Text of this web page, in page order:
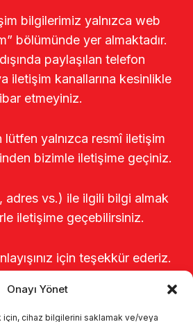
Onayı Yönet
için, cihaz bilgilerini saklamak ve/veya
bilgilerimiz yalnızca web
bölümünde yer almaktadır.
paylaşılan telefon
iletişim kanallarına kesinlikle
etmeyiniz.
lütfen yalnızca resmî iletişim
bizimle iletişime geçiniz.
adres vs.) ile ilgili bilgi almak
iletişime geçebilirsiniz.
için teşekkür ederiz.